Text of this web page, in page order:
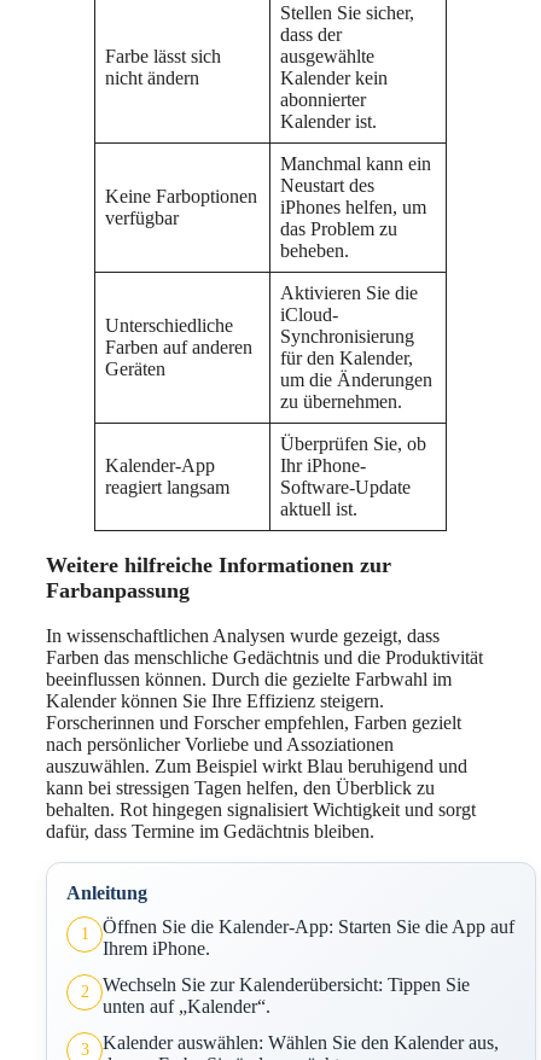
Farbe lässt sich
nicht ändern
Stellen Sie sicher,
dass der
ausgewählte
Kalender kein
abonnierter
Kalender ist.
Keine Farboptionen
verfügbar
Manchmal kann ein
Neustart des
iPhones helfen, um
das Problem zu
beheben.
Unterschiedliche
Farben auf anderen
Geräten
Aktivieren Sie die
iCloud-
Synchronisierung
für den Kalender,
um die Änderungen
zu übernehmen.
Kalender-App
reagiert langsam
Überprüfen Sie, ob
Ihr iPhone-
Software-Update
aktuell ist.
Weitere hilfreiche Informationen zur
Farbanpassung
In wissenschaftlichen Analysen wurde gezeigt, dass
Farben das menschliche Gedächtnis und die Produktivität
beeinflussen können. Durch die gezielte Farbwahl im
Kalender können Sie Ihre Effizienz steigern.
Forscherinnen und Forscher empfehlen, Farben gezielt
nach persönlicher Vorliebe und Assoziationen
auszuwählen. Zum Beispiel wirkt Blau beruhigend und
kann bei stressigen Tagen helfen, den Überblick zu
behalten. Rot hingegen signalisiert Wichtigkeit und sorgt
dafür, dass Termine im Gedächtnis bleiben.
Anleitung
1
Öffnen Sie die Kalender-App: Starten Sie die App auf
Ihrem iPhone.
2
Wechseln Sie zur Kalenderübersicht: Tippen Sie
unten auf „Kalender“.
3
Kalender auswählen: Wählen Sie den Kalender aus,